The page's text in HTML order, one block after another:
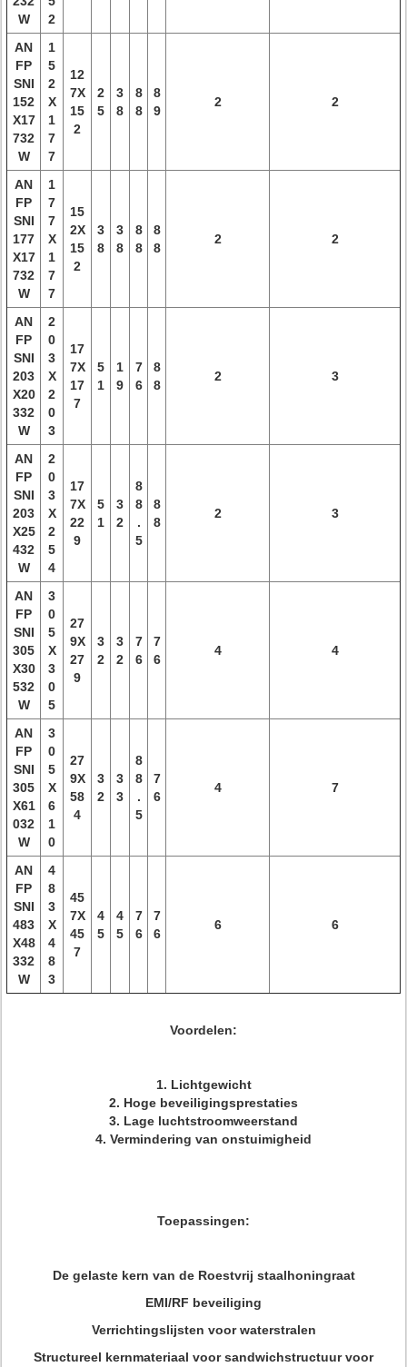
W
2
AN
FP
SNI
152
X17
732
W
1
5
2
X
1
7
7
12
7X
15
2
2
5
3
8
8
8
8
9
2 2
AN
FP
SNI
177
X17
732
W
1
7
7
X
1
7
7
15
2X
15
2
3
8
3
8
8
8
8
8
2 2
AN
FP
SNI
203
X20
332
W
2
0
3
X
2
0
3
17
7X
17
7
5
1
1
9
7
6
8
8
2 3
AN
FP
SNI
203
X25
432
W
2
0
3
X
2
5
4
17
7X
22
9
5
1
3
2
8
8
.
5
8
8
2 3
AN
FP
SNI
305
X30
532
W
3
0
5
X
3
0
5
27
9X
27
9
3
2
3
2
7
6
7
6
4 4
AN
FP
SNI
305
X61
032
W
3
0
5
X
6
1
0
27
9X
58
4
3
2
3
3
8
8
.
5
7
6
4 7
AN
FP
SNI
483
X48
332
W
4
8
3
X
4
8
3
45
7X
45
7
4
5
4
5
7
6
7
6
6 6
Voordelen:
1. Lichtgewicht
2. Hoge beveiligingsprestaties
3. Lage luchtstroomweerstand
4. Vermindering van onstuimigheid
Toepassingen:
De gelaste kern van de Roestvrij staalhoningraat
EMI/RF beveiliging
Verrichtingslijsten voor waterstralen
Structureel kernmateriaal voor sandwichstructuur voor